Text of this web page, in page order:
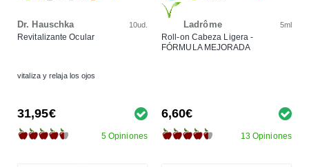
Dr. Hauschka 10ud.
Revitalizante Ocular
vitaliza y relaja los ojos
31,95€
5 Opiniones
Ladrôme 5ml
Roll-on Cabeza Ligera -
FÓRMULA MEJORADA
6,60€
13 Opiniones